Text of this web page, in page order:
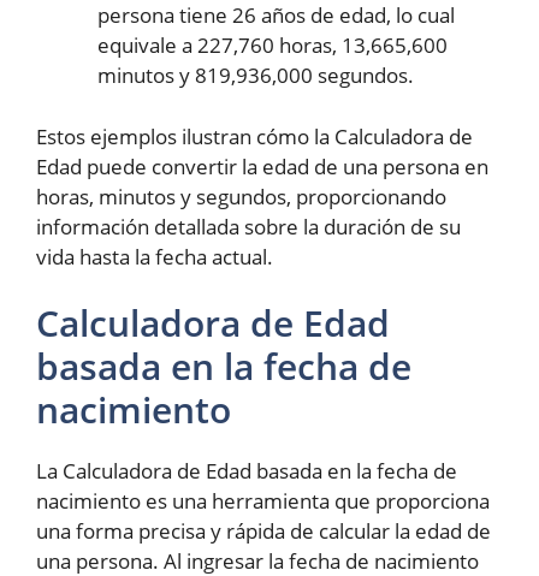
persona tiene 26 años de edad, lo cual
equivale a 227,760 horas, 13,665,600
minutos y 819,936,000 segundos.
Estos ejemplos ilustran cómo la Calculadora de
Edad puede convertir la edad de una persona en
horas, minutos y segundos, proporcionando
información detallada sobre la duración de su
vida hasta la fecha actual.
Calculadora de Edad
basada en la fecha de
nacimiento
La Calculadora de Edad basada en la fecha de
nacimiento es una herramienta que proporciona
una forma precisa y rápida de calcular la edad de
una persona. Al ingresar la fecha de nacimiento